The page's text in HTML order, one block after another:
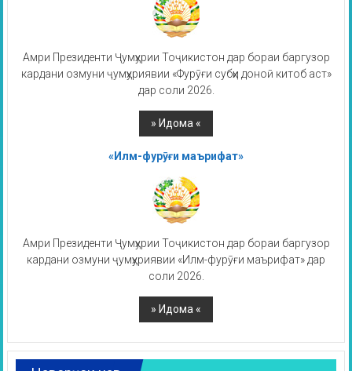
Амри Президенти Ҷумҳурии Тоҷикистон дар бораи баргузор
кардани озмуни ҷумҳуриявии «Фурӯғи субҳи доноӣ китоб аст»
дар соли 2026.
«Илм-фурӯғи маърифат»
Амри Президенти Ҷумҳурии Тоҷикистон дар бораи баргузор
кардани озмуни ҷумҳуриявии «Илм-фурӯғи маърифат» дар
соли 2026.